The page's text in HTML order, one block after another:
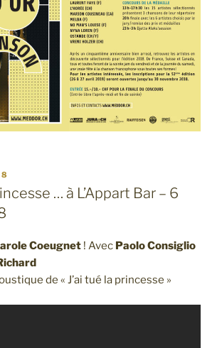
… à L’Appart Bar – 6
Coeugnet ! Avec Paolo Consiglio
de « J’ai tué la princesse »